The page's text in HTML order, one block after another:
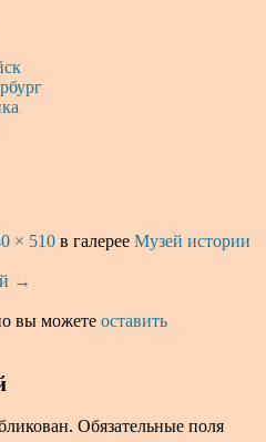
× 510 в галерее Музей истории
→
вы можете оставить
Обязательные поля